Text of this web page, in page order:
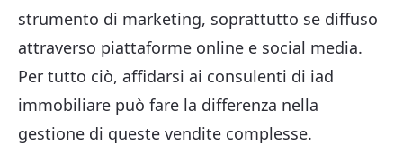
strumento di marketing, soprattutto se diffuso
attraverso piattaforme online e social media.
Per tutto ciò, affidarsi ai consulenti di iad
immobiliare può fare la differenza nella
gestione di queste vendite complesse.